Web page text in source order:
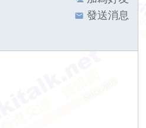
發送消息